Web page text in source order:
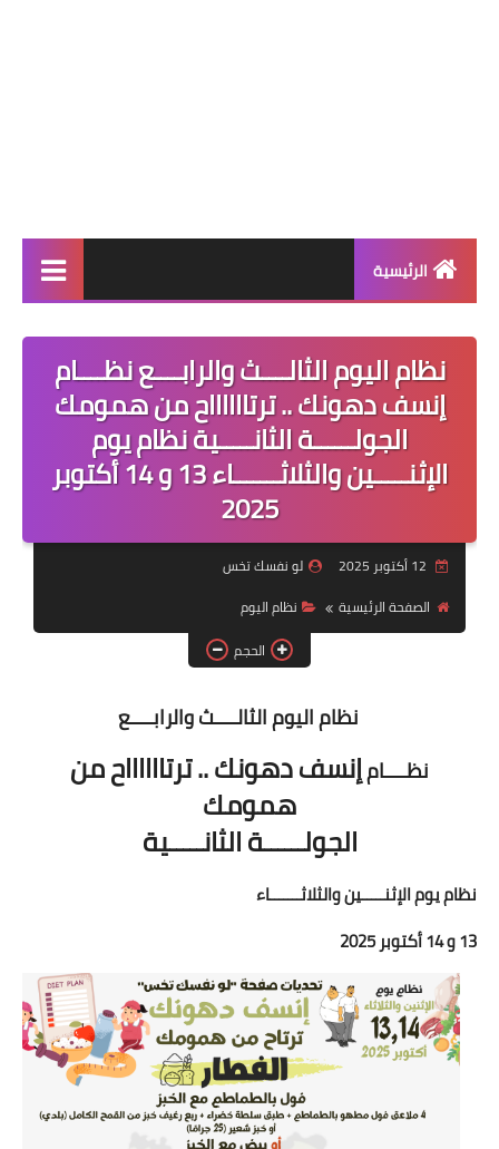
الرئيسية
أنظمة المسابقات
نظام اليوم
أنظمة التثبيت بعد الرجيم
أنظمة شهر رمضان
وصفات الطعام
تعليمات النظام
نظام اليوم الثالــــث والرابــــع نظــــام
إنسف دهونك .. ترتااااااح من همومك
الجولــــــة الثانـــــية نظام يوم
الإثنـــــين والثلاثـــــــاء 13 و 14 أكتوبر
2025
لو نفسك تخس
الصفحة الرئيسية
نظام اليوم
الحجم
نظام اليوم الثالــــث والرابــــع
نظــــامإنسف دهونك .. ترتااااااح من
همومك
الجولــــــة الثانـــــية
نظام يوم الإثنـــــين والثلاثـــــــاء
13 و 14 أكتوبر 2025